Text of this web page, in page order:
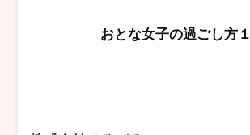
おとな女子の過ごし方１